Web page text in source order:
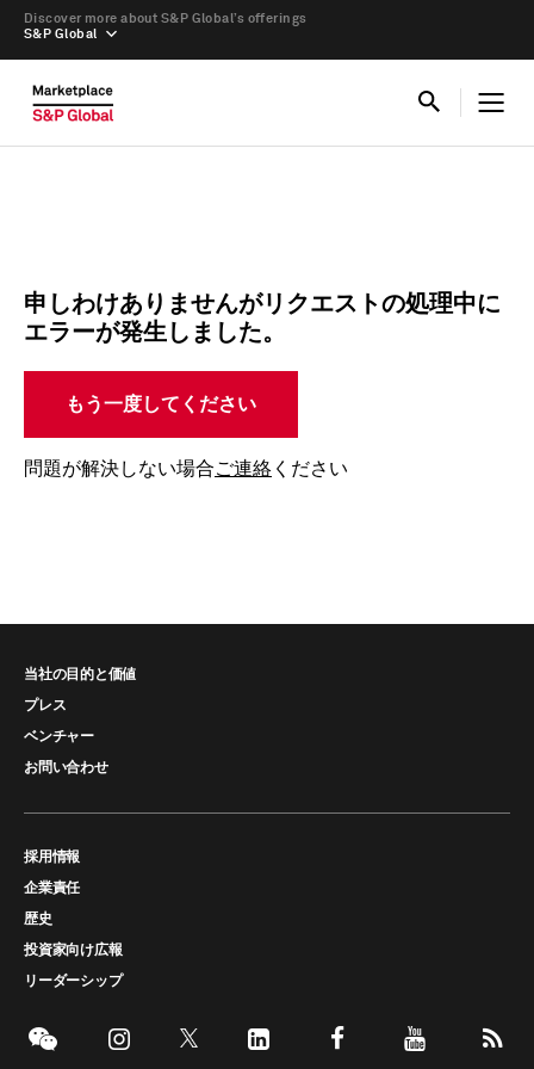
S&P Global
Discover more about S&P Global’s offerings
申しわけありませんがリクエストの処理中に
エラーが発生しました。
もう一度してください
問題が解決しない場合ご連絡 ください
当社の目的と価値
プレス
ベンチャー
お問い合わせ
採用情報
企業責任
歴史
投資家向け広報
リーダーシップ